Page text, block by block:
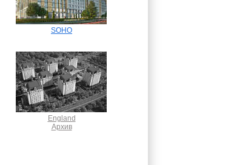
SOHO
England
Архив